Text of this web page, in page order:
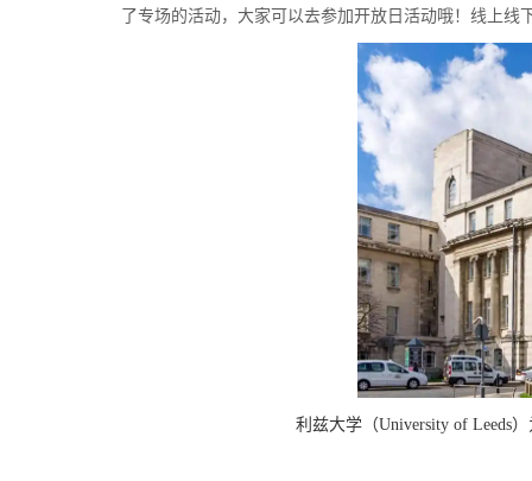
了专场的活动，大家可以去参加开放日活动哦！线上线
利兹大学（University of Leeds）